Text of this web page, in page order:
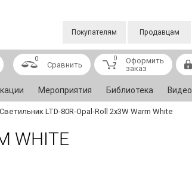
Покупателям Продавцам
0
Сравнить
0
Оформить
заказ
Мероприятия Библиотека Видео
Светильник LTD-80R-Opal-Roll 2x3W Warm White
WHITE